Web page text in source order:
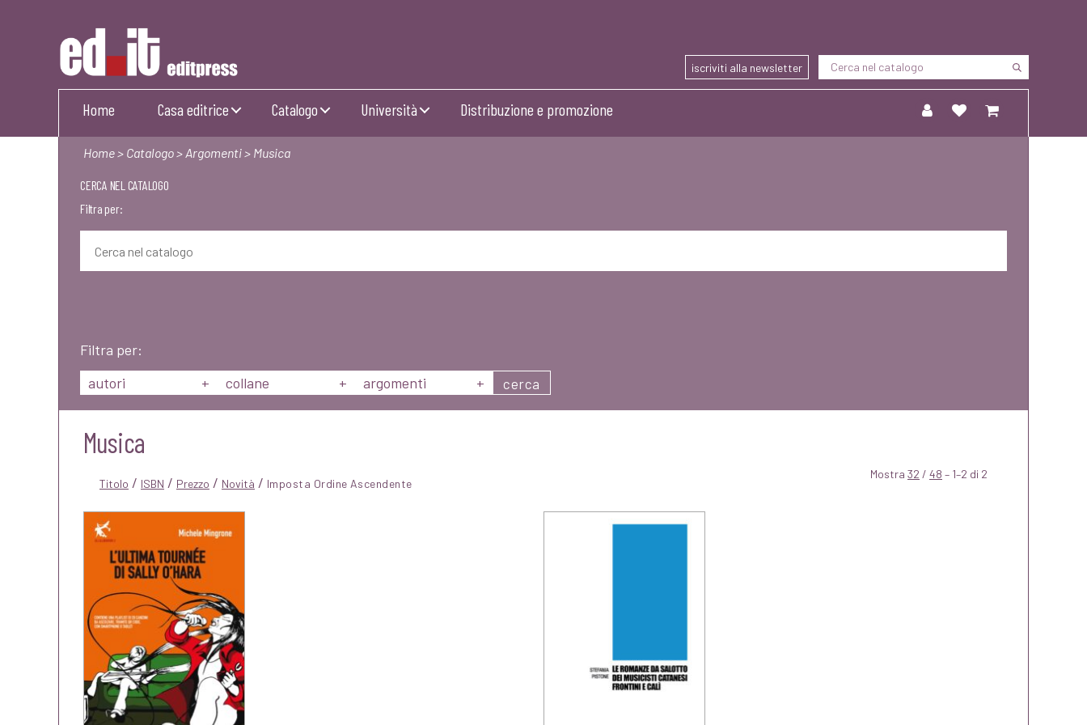
Editpress
iscriviti alla newsletter
Home Casa editrice Catalogo Università Distribuzione e promozione
Home> Catalogo> Argomenti> Musica
CERCA NEL CATALOGO
Filtra per:
Filtra per:
autori
+ collane + argomenti + cerca
Musica
Titolo / ISBN / Prezzo / Novità / Mostra 32 / 48 – 1–2 di 2